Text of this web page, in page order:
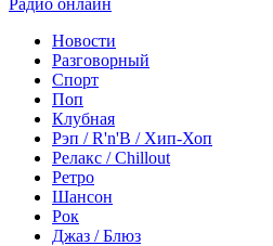
Радио онлайн
Новости
Разговорный
Спорт
Поп
Клубная
Рэп / R'n'B / Хип-Хоп
Релакс / Chillout
Ретро
Шансон
Рок
Джаз / Блюз